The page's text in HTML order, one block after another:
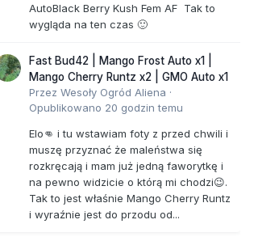
AutoBlack Berry Kush Fem AF Tak to
wygląda na ten czas 🙂
Fast Bud42 | Mango Frost Auto x1 |
Mango Cherry Runtz x2 | GMO Auto x1
Przez Wesoły Ogród Aliena ·
Opublikowano 20 godzin temu
Elo👊 i tu wstawiam foty z przed chwili i
muszę przyznać że maleństwa się
rozkręcają i mam już jedną faworytkę i
na pewno widzicie o którą mi chodzi😉.
Tak to jest właśnie Mango Cherry Runtz
i wyraźnie jest do przodu od...